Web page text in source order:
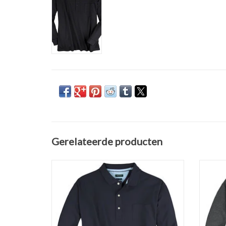
Gerelateerde producten
Kwaliteit Poloshirt met lange mouwen in navy
donker blauw van Redfield. Verkrijgbaar van
2XL t/m 10XL. Gemaakt van aangenaam 100
% katoen pique.
TOEVOEGEN AAN WINKELWAGEN
grijs
10XL.